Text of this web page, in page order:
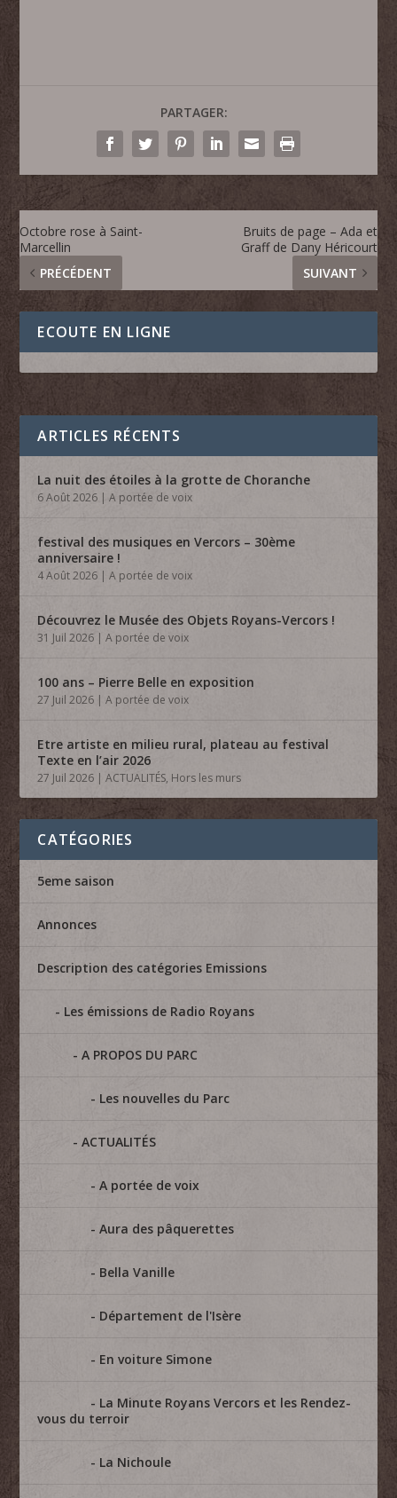
PARTAGER:
Octobre rose à Saint-
Marcellin
PRÉCÉDENT
Bruits de page – Ada et
Graff de Dany Héricourt
SUIVANT
ECOUTE EN LIGNE
ARTICLES RÉCENTS
La nuit des étoiles à la grotte de Choranche
6 Août 2026 |A portée de voix
festival des musiques en Vercors – 30ème
anniversaire !
4 Août 2026 |A portée de voix
Découvrez le Musée des Objets Royans-Vercors !
31 Juil 2026 |A portée de voix
100 ans – Pierre Belle en exposition
27 Juil 2026 |A portée de voix
Etre artiste en milieu rural, plateau au festival
Texte en l’air 2026
27 Juil 2026 |ACTUALITÉS, Hors les murs
CATÉGORIES
5eme saison
Annonces
Description des catégories Emissions
Les émissions de Radio Royans
A PROPOS DU PARC
Les nouvelles du Parc
ACTUALITÉS
A portée de voix
Aura des pâquerettes
Bella Vanille
Département de l'Isère
En voiture Simone
La Minute Royans Vercors et les Rendez-
vous du terroir
La Nichoule